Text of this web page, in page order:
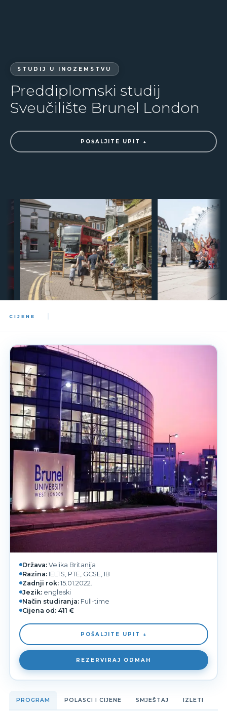
STUDIJ U INOZEMSTVU
Preddiplomski studij
Sveučilište Brunel London
POŠALJITE UPIT ↓
CIJENE
Država:Velika Britanija
Razina:IELTS, PTE, GCSE, IB
Zadnji rok:15.01.2022.
Jezik:engleski
Način studiranja:Full-time
Cijena od: 411 €
POŠALJITE UPIT ↓
REZERVIRAJ ODMAH
PROGRAM POLASCI I CIJENE SMJEŠTAJ IZLETI